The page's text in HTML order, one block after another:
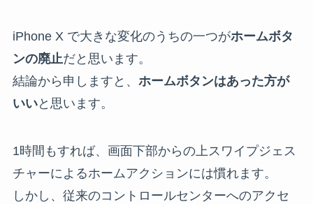
iPhone X で大きな変化のうちの一つがホームボタ
ンの廃止だと思います。
結論から申しますと、 ホームボタンはあった方が
いいと思います。
1時間もすれば、画面下部からの上スワイプジェス
チャーによるホームアクションには慣れます。
しかし、従来のコントロールセンターへのアクセ